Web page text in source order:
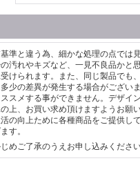
準と違う為、細かな処理の点では
汚れやキズなど、一見不良品かと
けられます。また、同じ製品でも
少の差異が発生する場合がござい
スメする事ができません。デザイ
上、お買い求め頂けますようお願
の向上ために各種商品をご提供し
す。
めご了承のうえお申し込みください